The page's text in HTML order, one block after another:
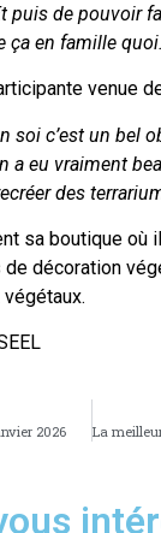
puis de pouvoir
ça en famille quoi.
venue
soi c’est un bel
a eu vraiment
des
sa boutique où
décoration
2026